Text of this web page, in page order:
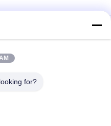
permanente de apertura
con instalación en la parte
interiorfor?